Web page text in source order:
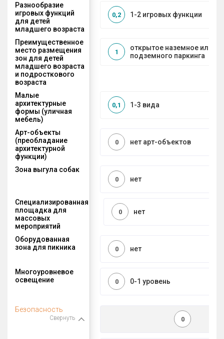
Разнообразие
игровых функций
для детей
младшего возраста
1-2 игровых функции
0,2
Преимущественное
место размещения
зон для детей
младшего возраста
и подросткового
возраста
открытое наземное или на
подземного паркинга
1
Малые
архитектурные
формы (уличная
мебель)
1-3 вида
0,1
Арт-объекты
(преобладание
архитектурной
функции)
нет арт-объектов
0
Зона выгула собак
нет
0
Специализированная
площадка для
массовых
мероприятий
нет
0
Оборудованная
зона для пикника
нет
0
Многоуровневое
освещение
0-1 уровень
0
Безопасность
Свернуть 0